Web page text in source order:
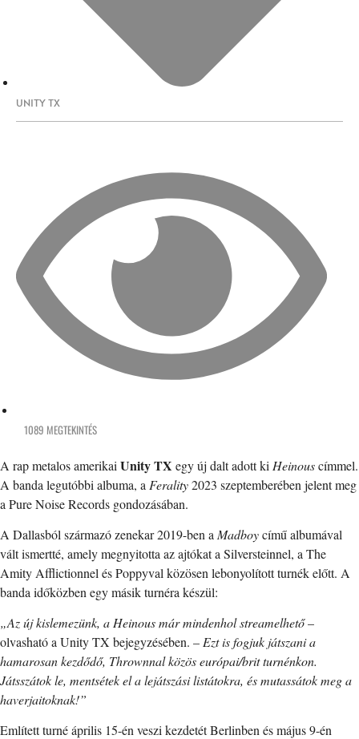
UNITY TX
1089 MEGTEKINTÉS
A rap metalos amerikai Unity TX egy új dalt adott ki Heinouscímmel.
A banda legutóbbi albuma, a Ferality2023 szeptemberében jelent meg
a Pure Noise Records gondozásában.
A Dallasból származó zenekar 2019-ben a Madboycímű albumával
vált ismertté, amely megnyitotta az ajtókat a Silversteinnel, a The
Amity Afflictionnel és Poppyval közösen lebonyolított turnék előtt. A
banda időközben egy másik turnéra készül:
„Az új kislemezünk, a Heinous már mindenhol streamelhető–
olvasható a Unity TX bejegyzésében. – Ezt is fogjuk játszani a
hamarosan kezdődő, Thrownnal közös európai/brit turnénkon.
Játsszátok le, mentsétek el a lejátszási listátokra, és mutassátok meg a
haverjaitoknak!”
Említett turné április 15-én veszi kezdetét Berlinben és május 9-én